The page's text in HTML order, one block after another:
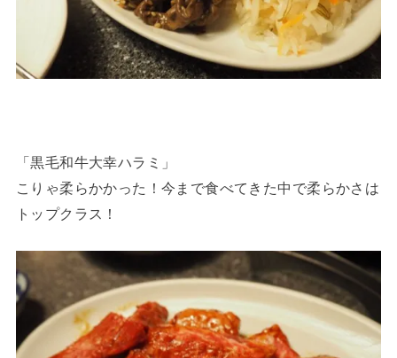
「黒毛和牛大幸ハラミ」
こりゃ柔らかかった！今まで食べてきた中で柔らかさは
トップクラス！